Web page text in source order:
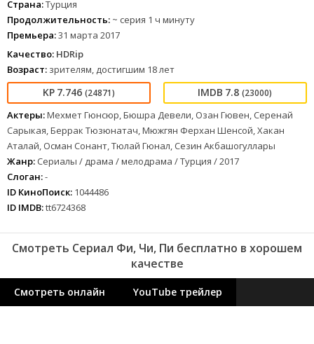
Страна:Турция
Продолжительность: ~ серия 1 ч минуту
Премьера:31 марта 2017
Качество: HDRip
Возраст: зрителям, достигшим 18 лет
7.746 (24871) 7.8 (23000)
Актеры:Мехмет Гюнсюр, Бюшра Девели, Озан Гювен, Серенай
Сарыкая, Беррак Тюзюнатач, Мюжгян Ферхан Шенсой, Хакан
Аталай, Осман Сонант, Тюлай Гюнал, Сезин Акбашогуллары
Жанр: Сериалы / драма / мелодрама / Турция / 2017
Слоган:-
ID КиноПоиск: 1044486
ID IMDB:tt6724368
Смотреть Сериал Фи, Чи, Пи бесплатно в хорошем
качестве
Смотреть онлайн YouTube трейлер